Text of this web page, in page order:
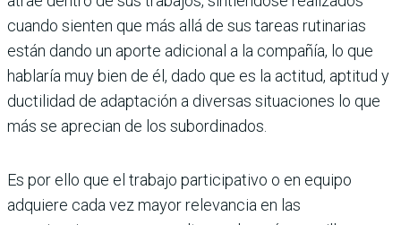
cuando sienten que más allá de sus tareas rutinarias
están dando un aporte adicional a la compañía, lo que
hablaría muy bien de él, dado que es la actitud, aptitud y
ductilidad de adaptación a diversas situaciones lo que
más se aprecian de los subordinados.
Es por ello que el trabajo participativo o en equipo
adquiere cada vez mayor relevancia en las